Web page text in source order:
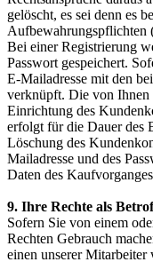
gelöscht, es sei denn es
Aufbewahrungspflichten
Bei einer Registrierung
Passwort gespeichert.
E-Mailadresse mit den
verknüpft. Die von Ihnen
Einrichtung des
erfolgt für die Dauer des
Löschung des
Mailadresse und des
Daten des
9. Ihre Rechte als
Sofern Sie von einem
Rechten Gebrauch
einen unserer Mitarbeiter